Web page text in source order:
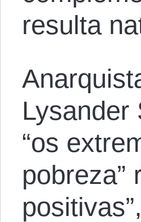
resulta
Lysander
“os
pobreza”